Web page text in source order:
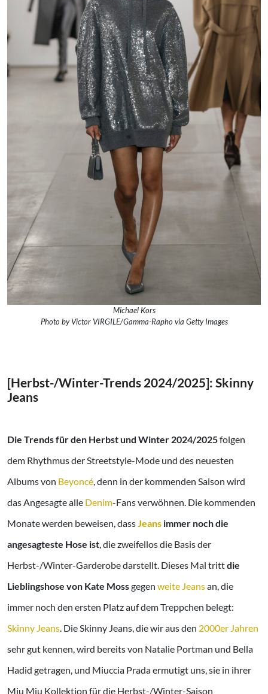
Michael Kors
Photo by Victor VIRGILE/Gamma-Rapho via Getty Images
[Herbst-/Winter-Trends 2024/2025]: Skinny
Jeans
Die Trends für den Herbst und Winter 2024/2025folgen
dem Rhythmus der Streetstyle-Mode und des neuesten
Albums von Beyoncé , denn in der kommenden Saison wird
das Angesagte alle Denim-Fans verwöhnen. Die kommenden
Monate werden beweisen, dass Jeans immer noch die
angesagteste Hose ist , die zweifellos die Basis der
Herbst-/Winter-Garderobe darstellt. Dieses Mal trittdie
Lieblingshose von Kate Mossgegen weite Jeansan, die
immer noch den ersten Platz auf dem Treppchen belegt:
Skinny Jeans . Die Skinny Jeans, die wir aus den 2000er Jahren
sehr gut kennen, wird bereits von Natalie Portman und Bella
Hadid getragen, und Miuccia Prada ermutigt uns, sie in ihrer
Miu Miu Kollektion für die Herbst-/Winter-Saison